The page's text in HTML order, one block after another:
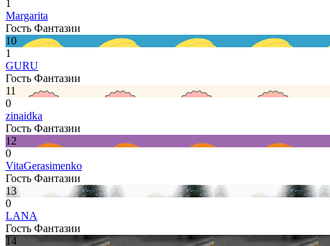
1
Margarita
Гость Фантазии
10
1
GURU
Гость Фантазии
11
0
zinaidka
Гость Фантазии
12
0
VitaGerasimenko
Гость Фантазии
13
0
LANA
Гость Фантазии
14